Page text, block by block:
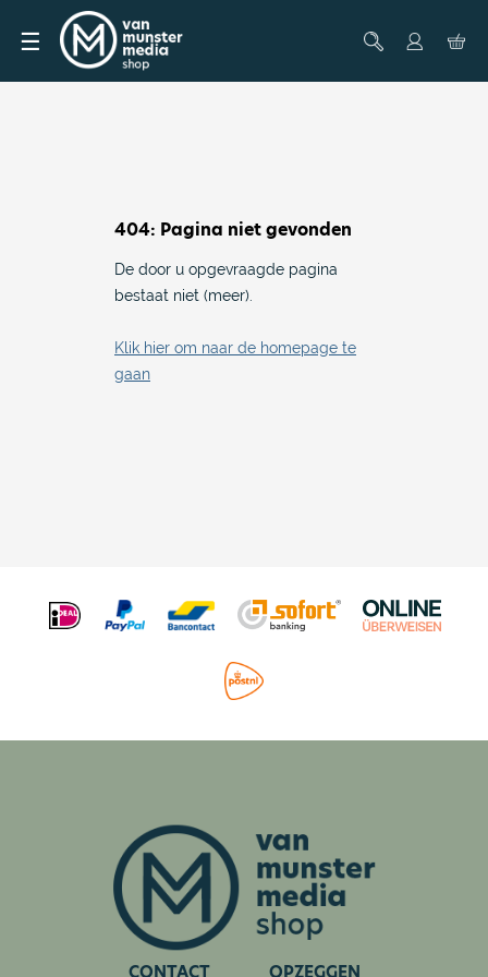
☰
404: Pagina niet gevonden
De door u opgevraagde pagina
bestaat niet (meer).
Klik hier om naar de homepage te
gaan